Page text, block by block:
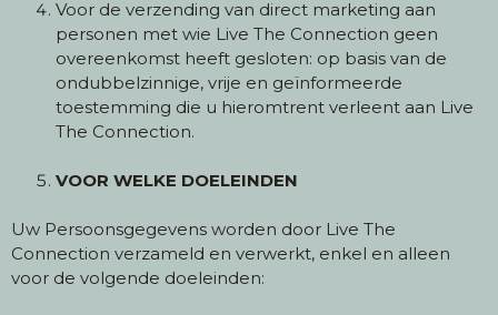
Voor de verzending van direct marketing aan
personen met wie Live The Connection geen
overeenkomst heeft gesloten: op basis van de
ondubbelzinnige, vrije en geïnformeerde
toestemming die u hieromtrent verleent aan Live
The Connection.
VOOR WELKE DOELEINDEN
Uw Persoonsgegevens worden door Live The
Connection verzameld en verwerkt, enkel en alleen
voor de volgende doeleinden: